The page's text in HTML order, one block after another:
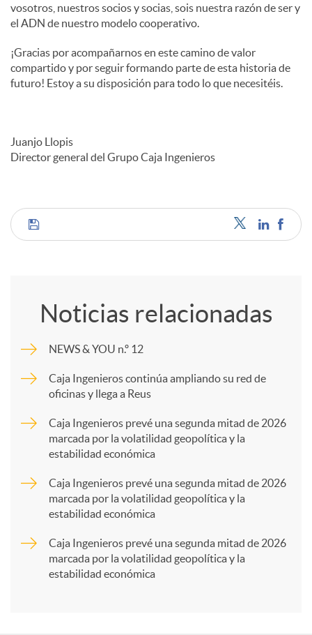
vosotros, nuestros socios y socias, sois nuestra razón de ser y
el ADN de nuestro modelo cooperativo.
¡Gracias por acompañarnos en este camino de valor
compartido y por seguir formando parte de esta historia de
futuro! Estoy a su disposición para todo lo que necesitéis.
Juanjo Llopis
Director general del Grupo Caja Ingenieros
C
p
a
Noticias relacionadas
NEWS & YOU n.º 12
Caja Ingenieros continúa ampliando su red de
oficinas y llega a Reus
Caja Ingenieros prevé una segunda mitad de 2026
marcada por la volatilidad geopolítica y la
estabilidad económica
Caja Ingenieros prevé una segunda mitad de 2026
marcada por la volatilidad geopolítica y la
estabilidad económica
Caja Ingenieros prevé una segunda mitad de 2026
marcada por la volatilidad geopolítica y la
estabilidad económica